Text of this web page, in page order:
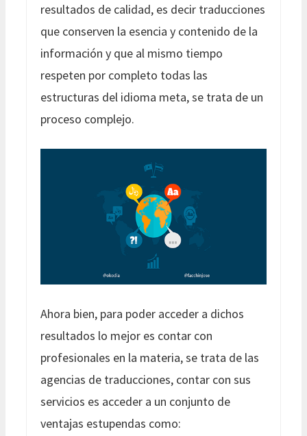
resultados de calidad, es decir traducciones
que conserven la esencia y contenido de la
información y que al mismo tiempo
respeten por completo todas las
estructuras del idioma meta, se trata de un
proceso complejo.
Ahora bien, para poder acceder a dichos
resultados lo mejor es contar con
profesionales en la materia, se trata de las
agencias de traducciones, contar con sus
servicios es acceder a un conjunto de
ventajas estupendas como: